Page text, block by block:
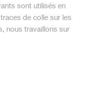
sont utilisés en
de colle sur les
nous travaillons sur